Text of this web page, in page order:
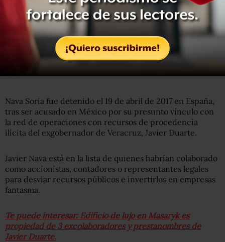
Nava Soria fue detenido el 19 de abril de 2017 en España,
tras ser acusado en México por su presunto vínculo con
la red de operaciones con recursos de procedencia
ilícita del exgobernador de Veracruz, Javier Duarte.
Javier Nava está en la lista de quienes habrían colaborado
como accionistas, contadores o representantes legales
para desviar recursos públicos e invertirlos en empresas
fantasma.
Te puede interesar: Edificio de lujo en Masaryk es
propiedad de 3 excolaboradores y prestanombres de
Javier Duarte.